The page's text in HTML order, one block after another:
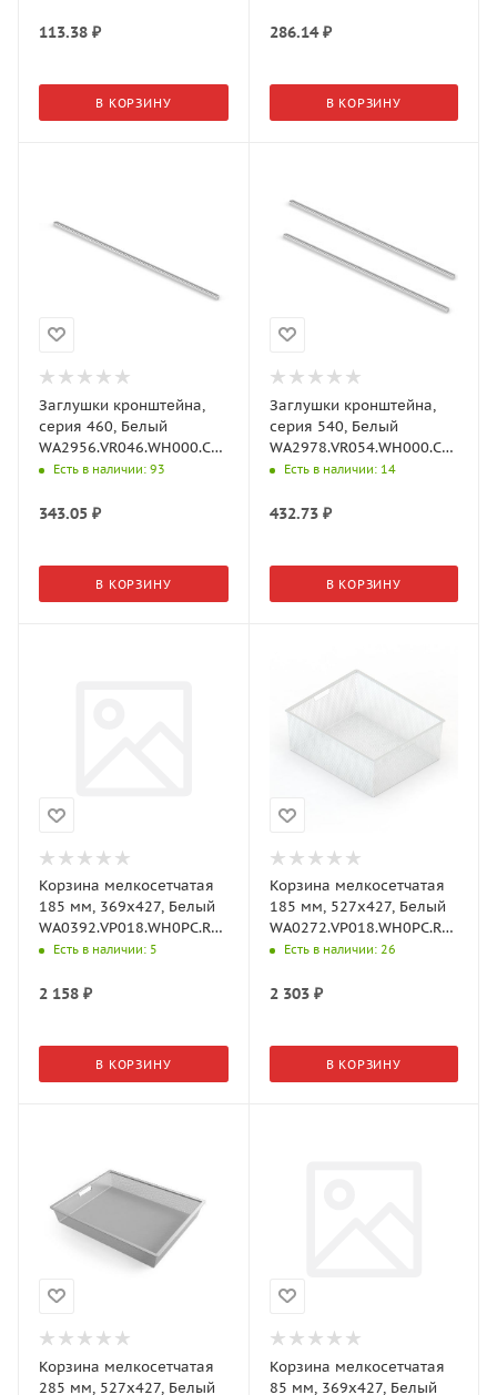
113.38 ₽
В КОРЗИНУ
286.14₽
В КОРЗИНУ
Заглушки кронштейна,
серия 460, Белый
WA2956.VR046.WH000.CI
Aristo
Есть в наличии: 93
343.05 ₽
В КОРЗИНУ
Заглушки кронштейна,
серия 540, Белый
WA2978.VR054.WH000.CI
Aristo
Есть в наличии: 14
432.73₽
В КОРЗИНУ
Корзина мелкосетчатая
185 мм, 369х427, Белый
WA0392.VP018.WH0PC.RA
Aristo
Есть в наличии: 5
2 158 ₽
В КОРЗИНУ
Корзина мелкосетчатая
185 мм, 527х427, Белый
WA0272.VP018.WH0PC.RA
Aristo
Есть в наличии: 26
2 303₽
В КОРЗИНУ
Корзина мелкосетчатая
285 мм, 527х427, Белый
Корзина мелкосетчатая
85 мм, 369х427, Белый